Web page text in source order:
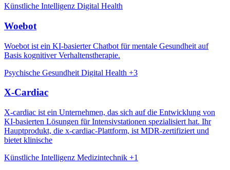
Künstliche Intelligenz Digital Health
Woebot
Woebot ist ein KI-basierter Chatbot für mentale Gesundheit auf
Basis kognitiver Verhaltenstherapie.
Psychische Gesundheit Digital Health +3
X-Cardiac
X-cardiac ist ein Unternehmen, das sich auf die Entwicklung von
KI-basierten Lösungen für Intensivstationen spezialisiert hat. Ihr
Hauptprodukt, die x-cardiac-Plattform, ist MDR-zertifiziert und
bietet klinische
Künstliche Intelligenz Medizintechnik +1